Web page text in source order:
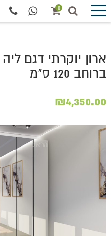
0
ברוחב 120 ס"מ
₪4,350.00